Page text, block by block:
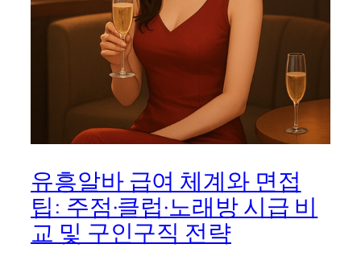
유흥알바 급여 체계와 면접
팁: 주점·클럽·노래방 시급 비
교 및 구인구직 전략